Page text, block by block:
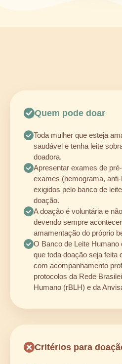
Quem pode doar
Toda mulher que esteja
saudável e tenha leite
doadora.
Apresentar exames de
exames (hemograma,
exigidos pelo banco de
doação.
A doação é voluntária e
devendo sempre
amamentação do próprio
O Banco de Leite Humano
que toda doação seja feita
com acompanhamento
protocolos da Rede
Humano (rBLH) e da
Critérios para